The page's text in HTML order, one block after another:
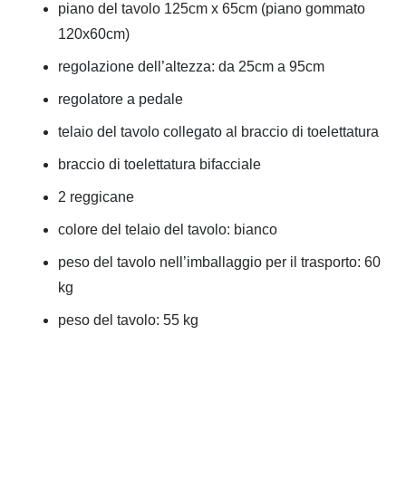
piano del tavolo 125cm x 65cm (piano gommato
120x60cm)
regolazione dell’altezza: da 25cm a 95cm
regolatore a pedale
telaio del tavolo collegato al braccio di toelettatura
braccio di toelettatura bifacciale
2 reggicane
colore del telaio del tavolo: bianco
peso del tavolo nell’imballaggio per il trasporto: 60
kg
peso del tavolo: 55 kg